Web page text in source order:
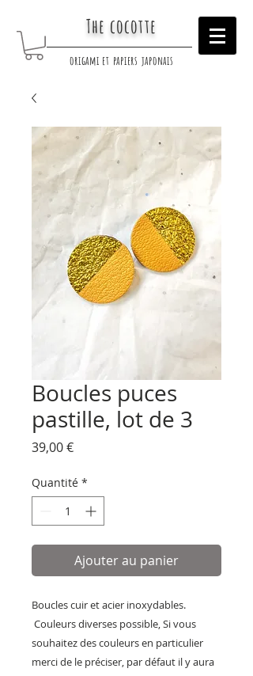
The cocotte
origami et papiers japonais
Boucles puces
pastille, lot de 3
39,00 €Prix
Quantité *
Ajouter au panier
Boucles cuir et acier inoxydables.
Couleurs diverses possible, Si vous
souhaitez des couleurs en particulier
merci de le préciser, par défaut il y aura